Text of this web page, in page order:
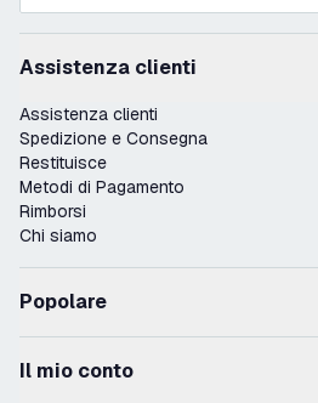
Assistenza clienti
Assistenza clienti
Spedizione e Consegna
Restituisce
Metodi di Pagamento
Rimborsi
Chi siamo
Popolare
Il mio conto